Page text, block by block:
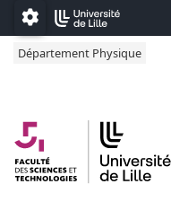
Accéder au menu principal
Accéder au contenu
Paramétrage
Département Physique